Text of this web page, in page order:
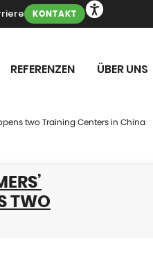
KONTAKT
REFERENZEN ÜBER UNS
two Training Centers in China
TWO